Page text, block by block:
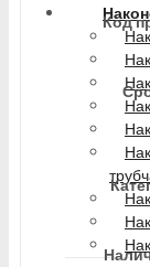
Код